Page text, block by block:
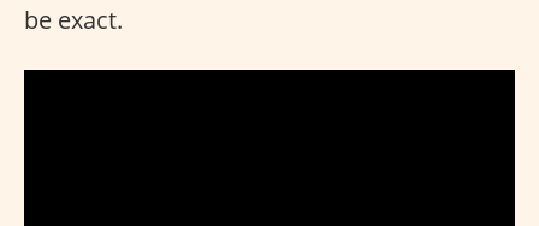
be exact.